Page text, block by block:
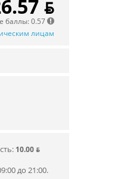
ƃ
баллы: 0.57
лицам
10.00 ƃ
до 21:00.